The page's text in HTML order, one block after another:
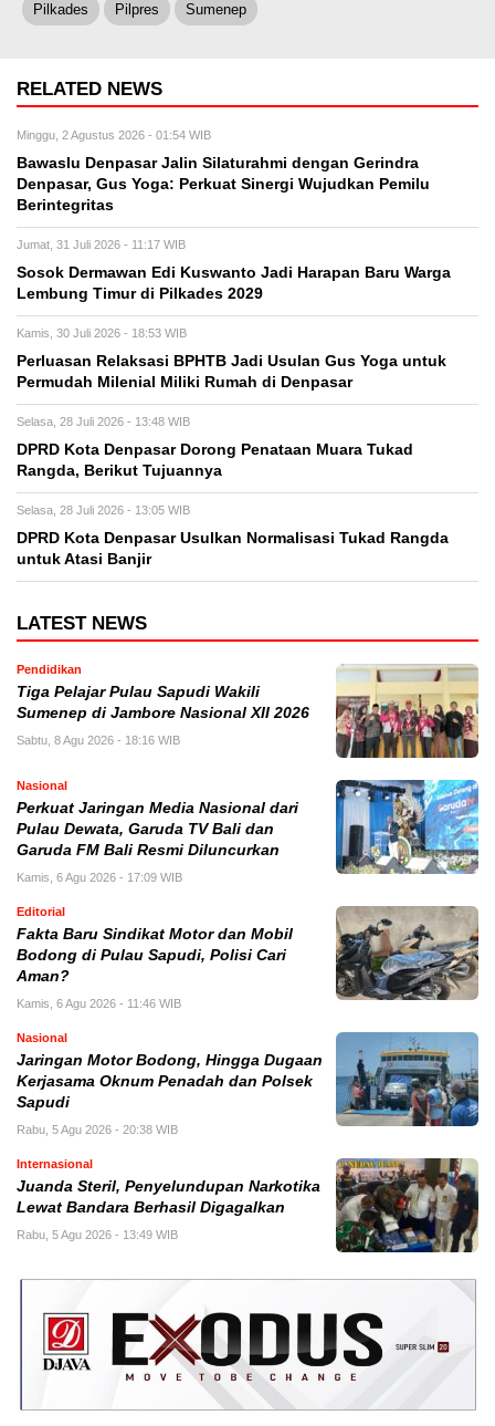
Pilkades Pilpres Sumenep
RELATED NEWS
Minggu, 2 Agustus 2026 - 01:54 WIB
Bawaslu Denpasar Jalin Silaturahmi dengan Gerindra
Denpasar, Gus Yoga: Perkuat Sinergi Wujudkan Pemilu
Berintegritas
Jumat, 31 Juli 2026 - 11:17 WIB
Sosok Dermawan Edi Kuswanto Jadi Harapan Baru Warga
Lembung Timur di Pilkades 2029
Kamis, 30 Juli 2026 - 18:53 WIB
Perluasan Relaksasi BPHTB Jadi Usulan Gus Yoga untuk
Permudah Milenial Miliki Rumah di Denpasar
Selasa, 28 Juli 2026 - 13:48 WIB
DPRD Kota Denpasar Dorong Penataan Muara Tukad
Rangda, Berikut Tujuannya
Selasa, 28 Juli 2026 - 13:05 WIB
DPRD Kota Denpasar Usulkan Normalisasi Tukad Rangda
untuk Atasi Banjir
LATEST NEWS
Pendidikan
Tiga Pelajar Pulau Sapudi Wakili
Sumenep di Jambore Nasional XII 2026
Sabtu, 8 Agu 2026 - 18:16 WIB
Nasional
Perkuat Jaringan Media Nasional dari
Pulau Dewata, Garuda TV Bali dan
Garuda FM Bali Resmi Diluncurkan
Kamis, 6 Agu 2026 - 17:09 WIB
Editorial
Fakta Baru Sindikat Motor dan Mobil
Bodong di Pulau Sapudi, Polisi Cari
Aman?
Kamis, 6 Agu 2026 - 11:46 WIB
Nasional
Jaringan Motor Bodong, Hingga Dugaan
Kerjasama Oknum Penadah dan Polsek
Sapudi
Rabu, 5 Agu 2026 - 20:38 WIB
Internasional
Juanda Steril, Penyelundupan Narkotika
Lewat Bandara Berhasil Digagalkan
Rabu, 5 Agu 2026 - 13:49 WIB